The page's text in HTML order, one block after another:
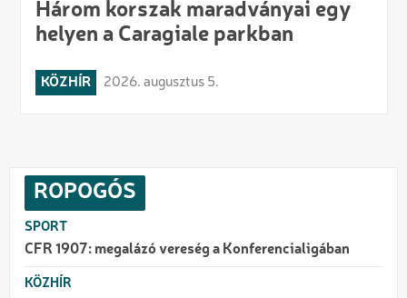
Három korszak maradványai egy
helyen a Caragiale parkban
KÖZHÍR 2026. augusztus 5.
ROPOGÓS
SPORT
CFR 1907: megalázó vereség a Konferencialigában
KÖZHÍR